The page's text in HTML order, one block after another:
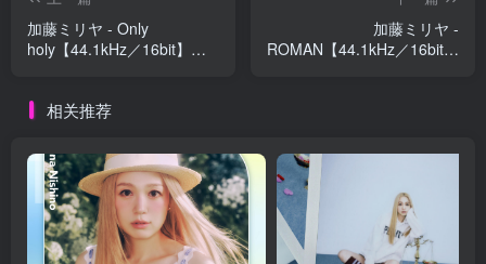
加藤ミリヤ - Only
holy【44.1kHz／16bit】
加藤ミリヤ -
ROMAN【44.1kHz／16bit】
相关推荐